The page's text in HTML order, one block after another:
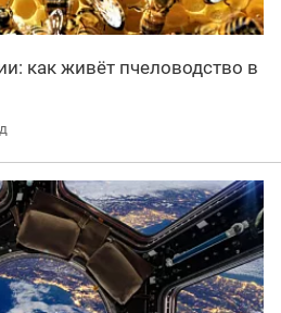
как живёт пчеловодство в